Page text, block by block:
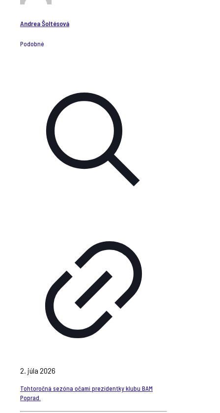
Andrea Šoltésová
Podobné
2. júla 2026
Tohtoročná sezóna očami prezidentky klubu BAM
Poprad.